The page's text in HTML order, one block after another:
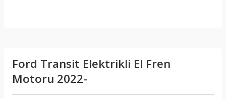
Ford Transit Elektrikli El Fren
Motoru 2022-